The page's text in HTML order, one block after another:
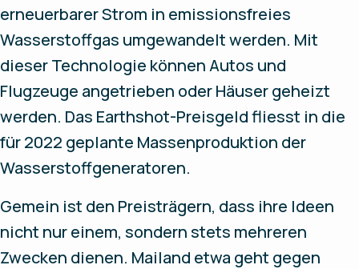
erneuerbarer Strom in emissionsfreies
Wasserstoffgas umgewandelt werden. Mit
dieser Technologie können Autos und
Flugzeuge angetrieben oder Häuser geheizt
werden. Das Earthshot-Preisgeld fliesst in die
für 2022 geplante Massenproduktion der
Wasserstoffgeneratoren.
Gemein ist den Preisträgern, dass ihre Ideen
nicht nur einem, sondern stets mehreren
Zwecken dienen. Mailand etwa geht gegen